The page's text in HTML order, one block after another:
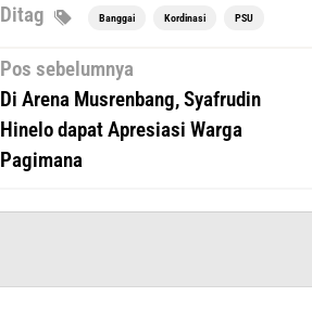
Ditag Banggai Kordinasi PSU
Navigasi
Pos sebelumnya
Di Arena Musrenbang, Syafrudin
Hinelo dapat Apresiasi Warga
Pagimana